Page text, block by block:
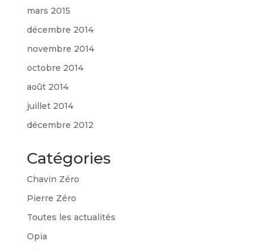
mars 2015
décembre 2014
novembre 2014
octobre 2014
août 2014
juillet 2014
décembre 2012
Catégories
Chavin Zéro
Pierre Zéro
Toutes les actualités
Opia